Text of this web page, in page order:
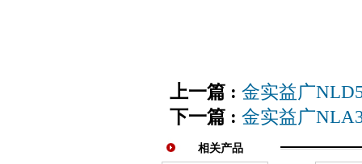
上一篇 : 金实益广
下一篇 : 金实益广
相关产品